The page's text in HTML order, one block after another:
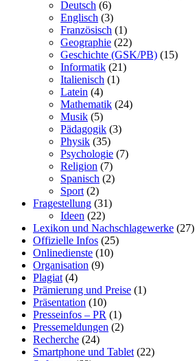
Deutsch (6)
Englisch (3)
Französisch (1)
Geographie (22)
Geschichte (GSK/PB) (15)
Informatik (21)
Italienisch (1)
Latein (4)
Mathematik (24)
Musik (5)
Pädagogik (3)
Physik (35)
Psychologie (7)
Religion (7)
Spanisch (2)
Sport(2)
Fragestellung (31)
Ideen (22)
Lexikon und Nachschlagewerke (27)
Offizielle Infos (25)
Onlinedienste (10)
Organisation (9)
Plagiat(4)
Prämierung und Preise (1)
Präsentation (10)
Presseinfos – PR (1)
Pressemeldungen (2)
Recherche (24)
Smartphone und Tablet(22)